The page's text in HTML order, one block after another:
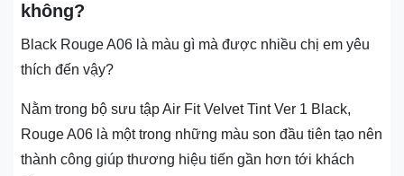
không?
Black Rouge A06 là màu gì mà được nhiều chị em yêu
thích đến vậy?
Nằm trong bộ sưu tập Air Fit Velvet Tint Ver 1 Black,
Rouge A06 là một trong những màu son đầu tiên tạo nên
thành công giúp thương hiệu tiến gần hơn tới khách